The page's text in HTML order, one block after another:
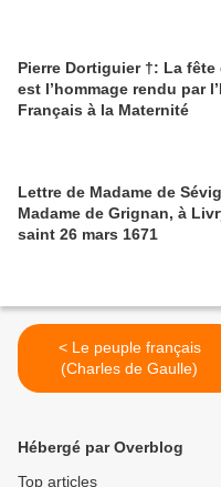
Pierre Dortiguier †: La fête des mères
est l’hommage rendu par
Français à la Maternité
Lettre de Madame de
Madame de Grignan, à
saint 26 mars 1671
< Le peuple français
(Charles de Gaulle)
Hébergé par Overblog
Top articles